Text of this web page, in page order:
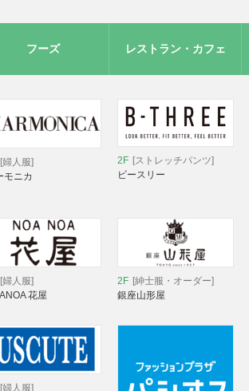
フーズ レストラン・カフェ
[婦人服]
モニカ
2F [ストレッチパンツ]
ビースリー
[婦人服]
花屋
2F [紳士服・オーダー]
銀座山形屋
[婦人服]